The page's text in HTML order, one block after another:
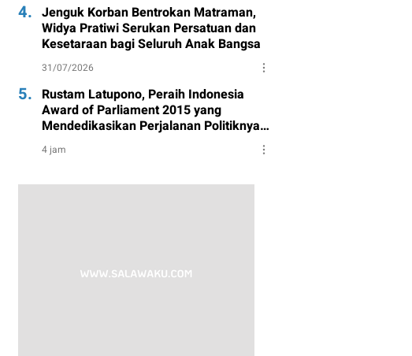
4. Jenguk Korban Bentrokan Matraman,
Widya Pratiwi Serukan Persatuan dan
Kesetaraan bagi Seluruh Anak Bangsa
31/07/2026
5. Rustam Latupono, Peraih Indonesia
Award of Parliament 2015 yang
Mendedikasikan Perjalanan Politiknya
untuk Partai Gerindra
4 jam